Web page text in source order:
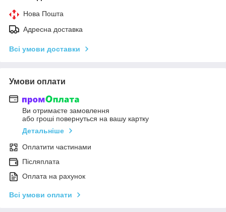
Нова Пошта
Адресна доставка
Всі умови доставки
Умови оплати
Ви отримаєте замовлення
або гроші повернуться на вашу картку
Детальніше
Оплатити частинами
Післяплата
Оплата на рахунок
Всі умови оплати